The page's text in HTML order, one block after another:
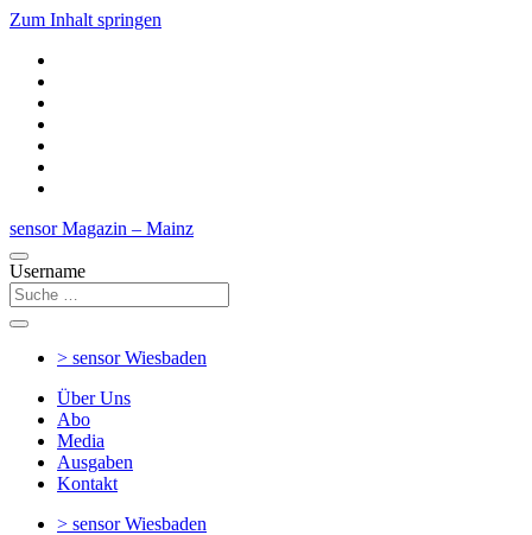
Zum Inhalt springen
sensor Magazin – Mainz
Username
> sensorWiesbaden
Über Uns
Abo
Media
Ausgaben
Kontakt
> sensorWiesbaden